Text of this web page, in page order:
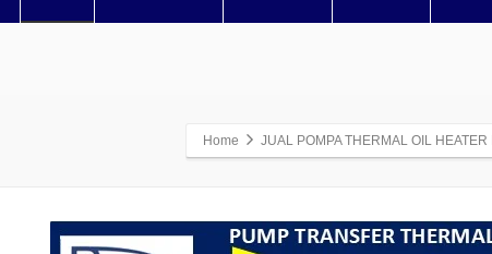
Home JUAL POMPA THERMAL OIL HEATER